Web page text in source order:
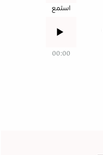
استمع
00:00